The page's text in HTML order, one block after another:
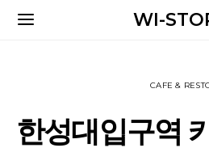
WI-
CAFE &
한성대입구역